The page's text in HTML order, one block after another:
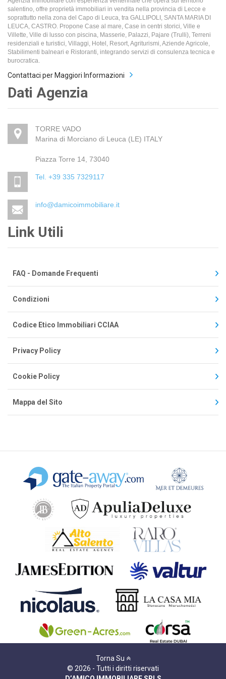
salentino, offre proprietà immobiliari in vendita nella provincia di Lecce e
soprattutto nella zona del Capo di Leuca, tra GALLIPOLI, SANTA MARIA DI
LEUCA, CASTRO. Propone Case al mare, Case in centri storici, Ville e
Villette, Ville di lusso con piscina, Masserie, Palazzi, Pajare (Trulli), Terreni
residenziali e turistici, Villaggi, Hotel, Resort, Agriturismi, Aziende Agricole,
Stabilimenti balneari e Ristoranti, integrando servizi di consulenza tecnica e
burocratica.
Contattaci per Maggiori Informazioni
Dati Agenzia
TORRE VADO
Marina di Morciano di Leuca (LE) ITALY
Piazza Torre 14, 73040
Tel. +39 335 7329117
info@damicoimmobiliare.it
Link Utili
FAQ - Domande Frequenti
Condizioni
Codice Etico Immobiliari CCIAA
Privacy Policy
Cookie Policy
Mappa del Sito
Torna Su
© 2026 - Tutti i diritti riservati